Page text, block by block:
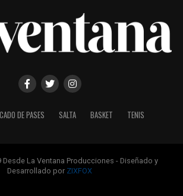
DE PASES SALTA BASKET TENIS
La Ventana Producciones - Diseñado y
Desarrollado por ZIXFOX